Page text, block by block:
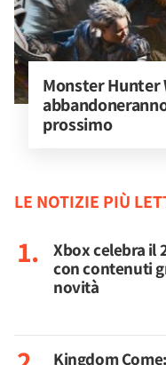
Monster Hunter
prossimo
LE NOTIZIE PIÙ
Xbox celebra il
con contenuti
novità
Kingdom